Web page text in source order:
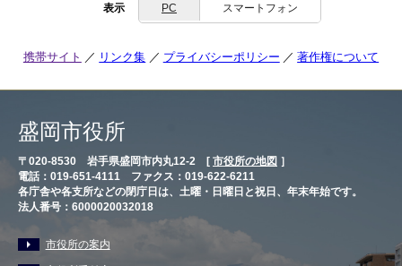
表示 PC スマートフォン
携帯サイト リンク集 プライバシーポリシー 著作権について
盛岡市役所
〒020-8530 岩手県盛岡市内丸12-2 [ 市役所の地図 ］
電話：019-651-4111 ファクス：019-622-6211
各庁舎や各支所などの閉庁日は、土曜・日曜日と祝日、年末年始です。
法人番号：6000020032018
市役所の案内